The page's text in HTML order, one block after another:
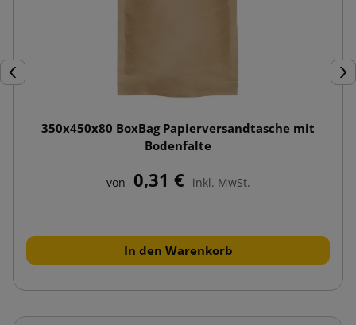
Zurück
350x450x80 BoxBag Papierversandtasche mit
Bodenfalte
von 0,31 € inkl. MwSt.
In den Warenkorb